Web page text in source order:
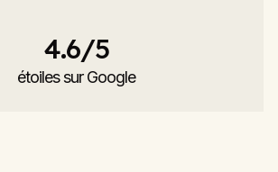
étoiles sur Google
4.6/5